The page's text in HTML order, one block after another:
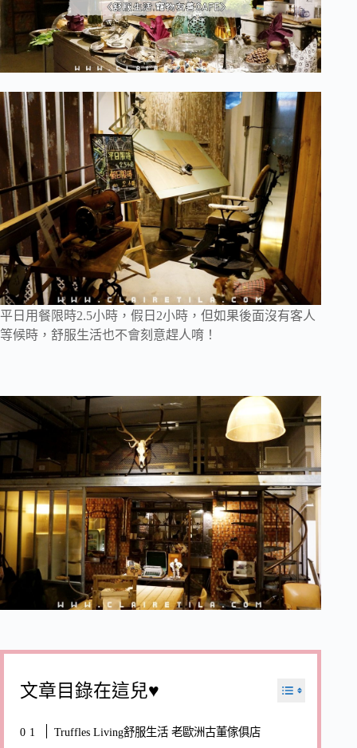
平日用餐限時2.5小時，假日2小時，但如果後面沒有客人
等候時，舒服生活也不會刻意趕人唷！
文章目錄在這兒♥
Truffles Living舒服生活 老歐洲古董傢俱店